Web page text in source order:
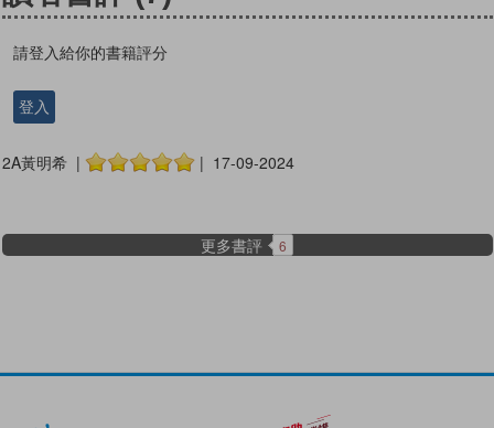
請登入給你的書籍評分
登入
2A黃明希 | | 17-09-2024
更多書評 6